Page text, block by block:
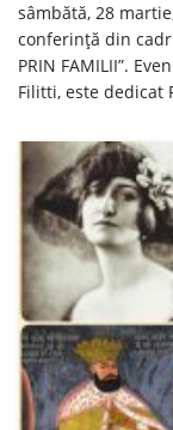
sâmbătă, 28
conferință din
PRIN FAMILII”.
Filitti, este dedicat